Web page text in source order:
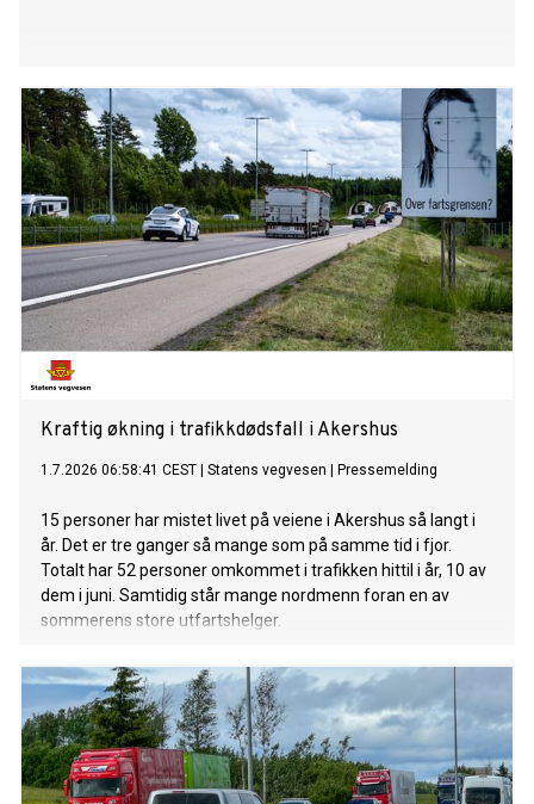
Kraftig økning i trafikkdødsfall i Akershus
1.7.2026 06:58:41 CEST Statens vegvesen Pressemelding
15 personer har mistet livet på veiene i Akershus så langt i
år. Det er tre ganger så mange som på samme tid i fjor.
Totalt har 52 personer omkommet i trafikken hittil i år, 10 av
dem i juni. Samtidig står mange nordmenn foran en av
sommerens store utfartshelger.